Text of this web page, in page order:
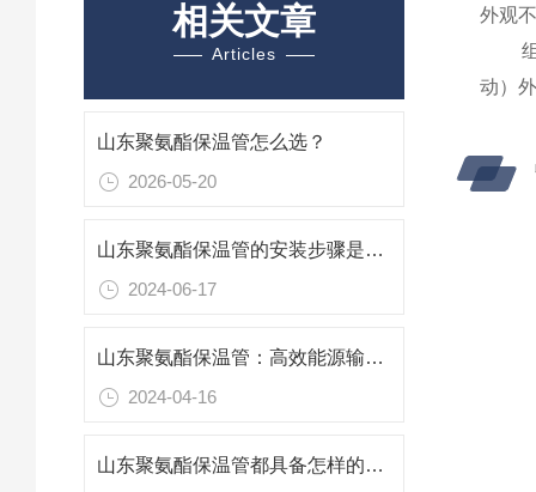
相关文章
Articles
山东聚氨酯保温管怎么选？
2026-05-20
山东聚氨酯保温管的安装步骤是什么？
2024-06-17
山东聚氨酯保温管：高效能源输送的绝热卫士
2024-04-16
山东聚氨酯保温管都具备怎样的优势？
外观
组合
动）